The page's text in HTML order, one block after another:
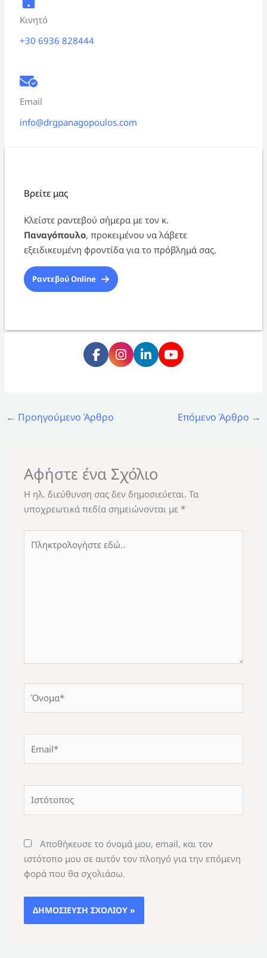
Κινητό
+30 6936 828444
Email
info@drgpanagopoulos.com
Βρείτε μας
Κλείστε ραντεβού σήμερα με τον κ.
Παναγόπουλο, προκειμένου να λάβετε
εξειδικευμένη φροντίδα για το πρόβλημά σας.
Ραντεβού Online
← Προηγούμενο Άρθρο Επόμενο Άρθρο →
Αφήστε ένα Σχόλιο
Η ηλ. διεύθυνση σας δεν δημοσιεύεται. Τα
υποχρεωτικά πεδία σημειώνονται με*
εδώ..
Αποθήκευσε το όνομά μου, email, και τον
ιστότοπο μου σε αυτόν τον πλοηγό για την επόμενη
φορά που θα σχολιάσω.